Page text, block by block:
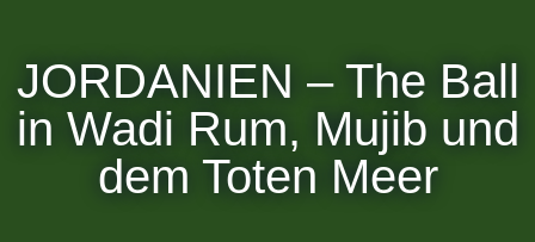
JORDANIEN – The Ball
in Wadi Rum, Mujib und
dem Toten Meer